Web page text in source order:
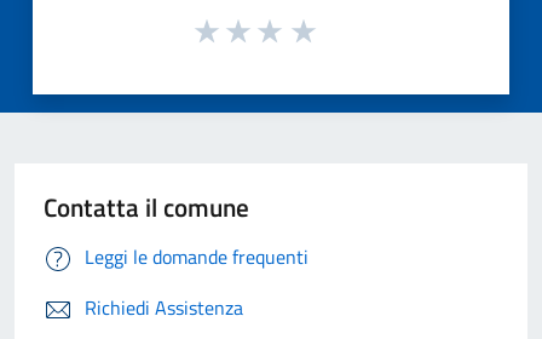
Contatta il comune
Leggi le domande frequenti
Richiedi Assistenza